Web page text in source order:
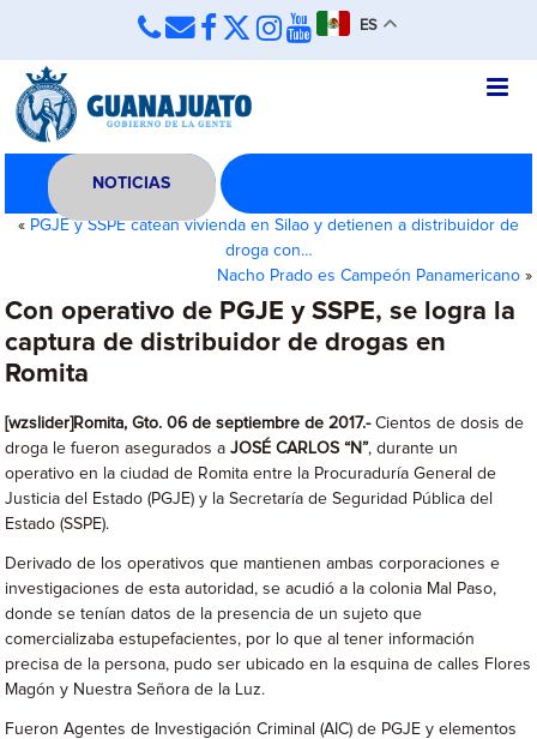
ES
NOTICIAS
« PGJE y SSPE catean vivienda en Silao y detienen a distribuidor de
droga con…
Nacho Prado es Campeón Panamericano»
Con operativo de PGJE y SSPE, se logra la
captura de distribuidor de drogas en
Romita
[wzslider]Romita, Gto. 06 de septiembre de 2017.-Cientos de dosis de
droga le fueron asegurados aJOSÉ CARLOS “N”, durante un
operativo en la ciudad de Romita entre la Procuraduría General de
Justicia del Estado (PGJE) y la Secretaría de Seguridad Pública del
Estado (SSPE).
Derivado de los operativos que mantienen ambas corporaciones e
investigaciones de esta autoridad, se acudió a la colonia Mal Paso,
donde se tenían datos de la presencia de un sujeto que
comercializaba estupefacientes, por lo que al tener información
precisa de la persona, pudo ser ubicado en la esquina de calles Flores
Magón y Nuestra Señora de la Luz.
Fueron Agentes de Investigación Criminal (AIC) de PGJE y elementos